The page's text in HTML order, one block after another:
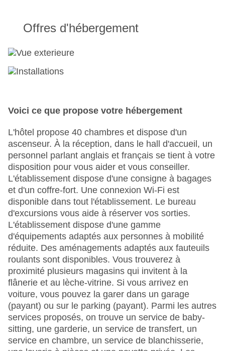
Offres d'hébergement
Voici ce que propose votre hébergement
L'hôtel propose 40 chambres et dispose d'un
ascenseur. À la réception, dans le hall d'accueil, un
personnel parlant anglais et français se tient à votre
disposition pour vous aider et vous conseiller.
L'établissement dispose d'une consigne à bagages
et d'un coffre-fort. Une connexion Wi-Fi est
disponible dans tout l'établissement. Le bureau
d'excursions vous aide à réserver vos sorties.
L'établissement dispose d'une gamme
d'équipements adaptés aux personnes à mobilité
réduite. Des aménagements adaptés aux fauteuils
roulants sont disponibles. Vous trouverez à
proximité plusieurs magasins qui invitent à la
flânerie et au lèche-vitrine. Si vous arrivez en
voiture, vous pouvez la garer dans un garage
(payant) ou sur le parking (payant). Parmi les autres
services proposés, on trouve un service de baby-
sitting, une garderie, un service de transfert, un
service en chambre, un service de blanchisserie,